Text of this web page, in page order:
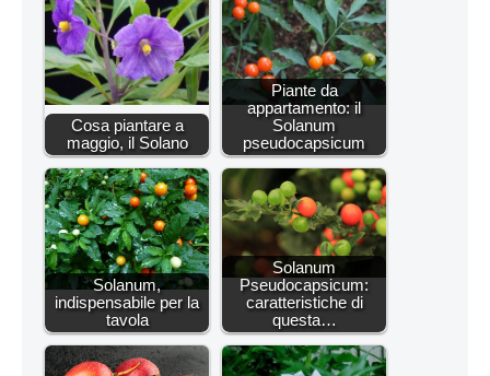
Cosa piantare a
maggio, il Solano
Piante da
appartamento: il
Solanum
pseudocapsicum
Solanum,
indispensabile per la
tavola
Solanum
Pseudocapsicum:
caratteristiche di
questa…